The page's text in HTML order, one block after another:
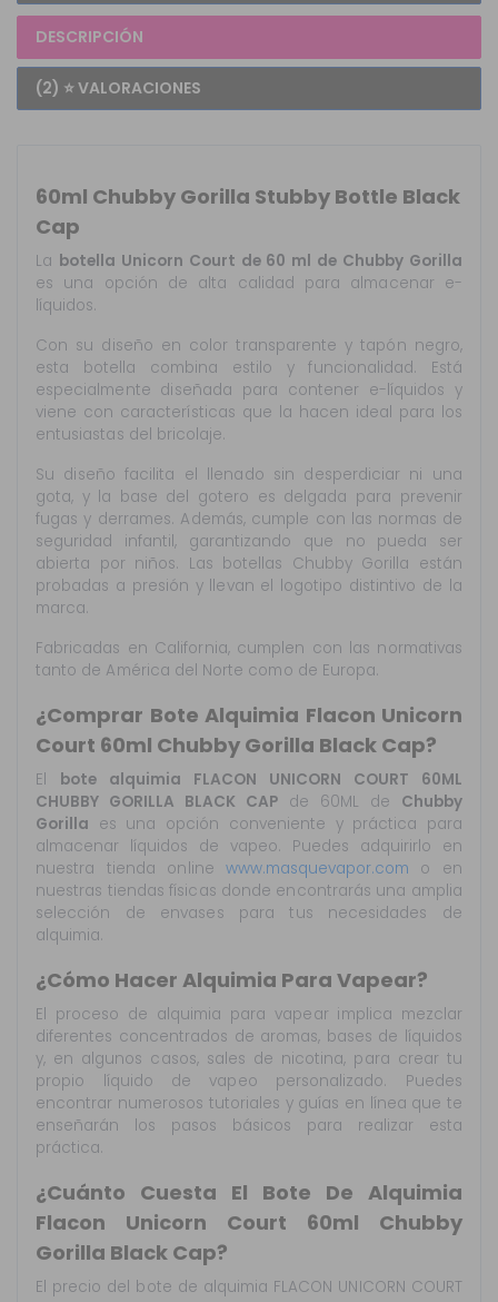
DESCRIPCIÓN
(2) ⭐ VALORACIONES
60ml Chubby Gorilla Stubby Bottle Black
Cap
La botella Unicorn Court de 60 ml de Chubby Gorilla
es una opción de alta calidad para almacenar e-
líquidos.
Con su diseño en color transparente y tapón negro,
esta botella combina estilo y funcionalidad. Está
especialmente diseñada para contener e-líquidos y
viene con características que la hacen ideal para los
entusiastas del bricolaje.
Su diseño facilita el llenado sin desperdiciar ni una
gota, y la base del gotero es delgada para prevenir
fugas y derrames. Además, cumple con las normas de
seguridad infantil, garantizando que no pueda ser
abierta por niños. Las botellas Chubby Gorilla están
probadas a presión y llevan el logotipo distintivo de la
marca.
Fabricadas en California, cumplen con las normativas
tanto de América del Norte como de Europa.
¿Comprar Bote Alquimia Flacon Unicorn
Court 60ml Chubby Gorilla Black Cap?
El bote alquimia FLACON UNICORN COURT 60ML
CHUBBY GORILLA BLACK CAP de 60ML de Chubby
Gorilla es una opción conveniente y práctica para
almacenar líquidos de vapeo. Puedes adquirirlo en
nuestra tienda onlinewww.masquevapor.com o en
nuestras tiendas físicas donde encontrarás una amplia
selección de envases para tus necesidades de
alquimia.
¿Cómo Hacer Alquimia Para Vapear?
El proceso de alquimia para vapear implica mezclar
diferentes concentrados de aromas, bases de líquidos
y, en algunos casos, sales de nicotina, para crear tu
propio líquido de vapeo personalizado. Puedes
encontrar numerosos tutoriales y guías en línea que te
enseñarán los pasos básicos para realizar esta
práctica.
¿Cuánto Cuesta El Bote De Alquimia
Flacon Unicorn Court 60ml Chubby
Gorilla Black Cap?
El precio del bote de alquimia FLACON UNICORN COURT